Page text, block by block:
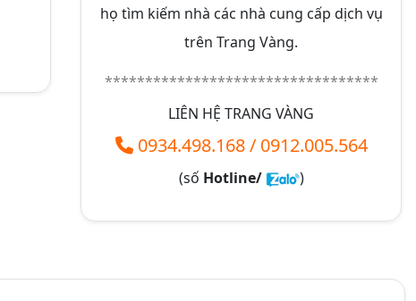
họ tìm kiếm nhà các nhà cung cấp dịch vụ
trên Trang Vàng.
**********************************
LIÊN HỆ TRANG VÀNG
0934.498.168/ 0912.005.564
(số Hotline/ )